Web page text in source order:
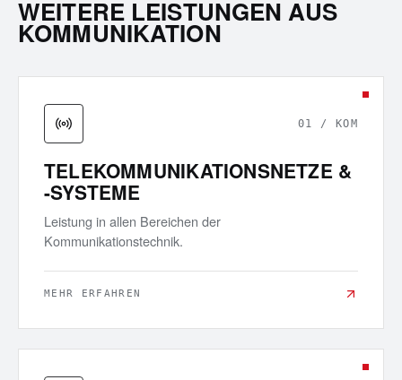
WEITERE LEISTUNGEN AUS
KOMMUNIKATION
01 / KOM
TELEKOMMUNIKATIONSNETZE &
-SYSTEME
Leistung in allen Bereichen der
Kommunikationstechnik.
MEHR ERFAHREN